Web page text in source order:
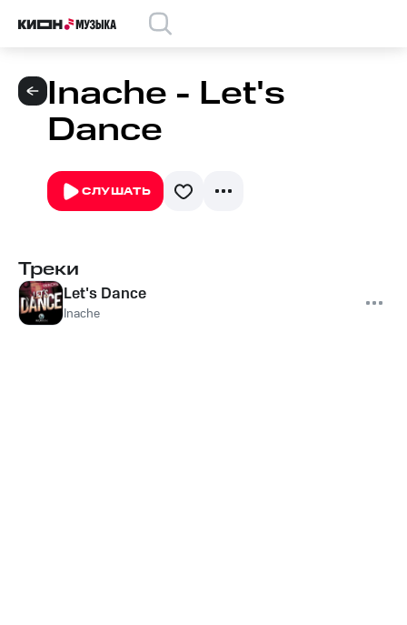
Inache - Let's
Dance
СЛУШАТЬ
Треки
Let's Dance
Inache